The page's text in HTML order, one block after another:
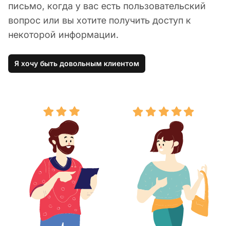
письмо, когда у вас есть пользовательский
вопрос или вы хотите получить доступ к
некоторой информации.
Я хочу быть довольным клиентом